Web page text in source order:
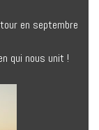
en septembre
qui nous unit !